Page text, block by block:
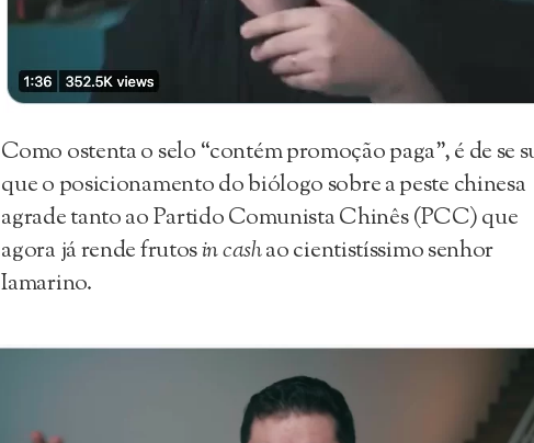
Como ostenta o selo “contém promoção paga”, é de se
que o posicionamento do biólogo sobre a peste chinesa
agrade tanto ao Partido Comunista Chinês (PCC) que
agora já rende frutosin cashao cientistíssimo senhor
Iamarino.